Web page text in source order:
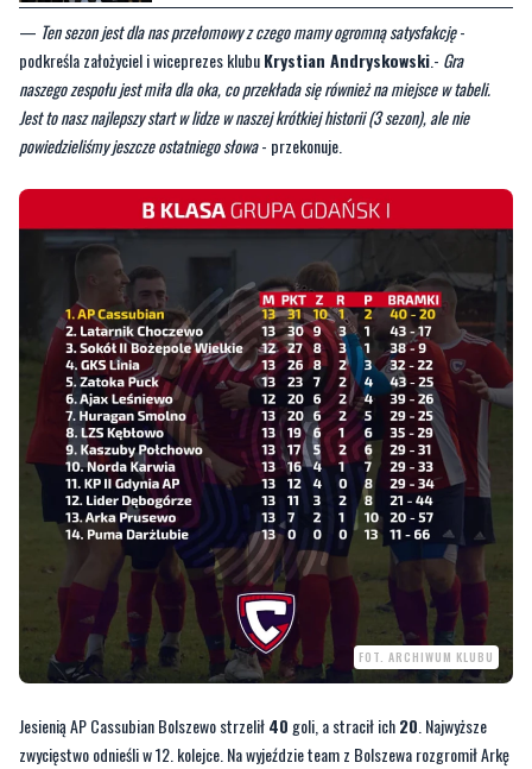
— Ten sezon jest dla nas przełomowy z czego mamy ogromną satysfakcję-
podkreśla założyciel i wiceprezes klubuKrystian Andryskowski.- Gra
naszego zespołu jest miła dla oka, co przekłada się również na miejsce w tabeli.
Jest to nasz najlepszy start w lidze w naszej krótkiej historii (3 sezon), ale nie
powiedzieliśmy jeszcze ostatniego słowa- przekonuje.
FOT. ARCHIWUM KLUBU
Jesienią AP Cassubian Bolszewo strzelił40 goli, a stracił ich20 . Najwyższe
zwycięstwo odnieśli w 12. kolejce. Na wyjeździe team z Bolszewa rozgromił Arkę